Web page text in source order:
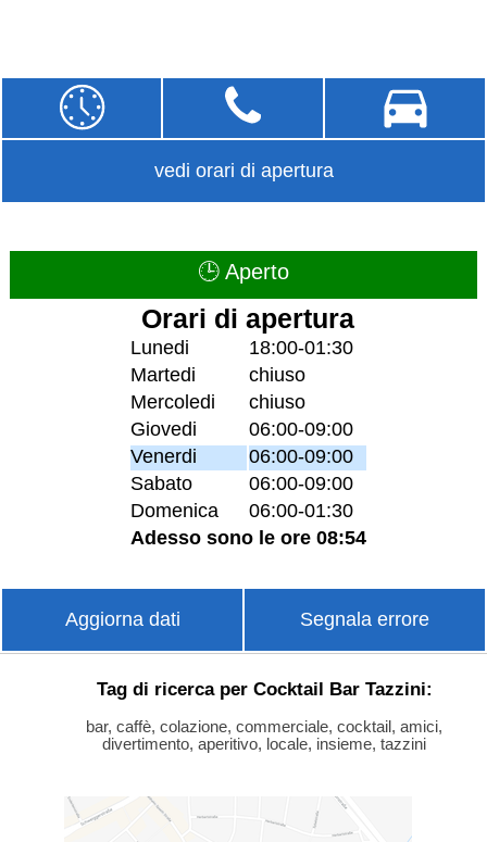
vedi orari di apertura
🕒 Aperto
Orari di apertura
Lunedi
18:00-01:30
Martedi
chiuso
Mercoledi
chiuso
Giovedi
06:00-09:00
Venerdi
06:00-09:00
Sabato
06:00-09:00
Domenica
06:00-01:30
Adesso sono le ore 08:54
Aggiorna dati Segnala errore
Tag di ricerca per Cocktail Bar Tazzini:
bar, caffè, colazione, commerciale, cocktail, amici,
divertimento, aperitivo, locale, insieme, tazzini